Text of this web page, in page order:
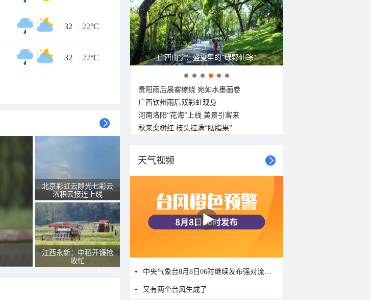
32 / 22°C
32 / 22°C
北京彩虹云隙光七彩云
浓积云接连上线
江西永新：中稻开镰抢
收忙
呼伦贝尔草原 藏着最治愈的蓝天白云
贵阳雨后晨雾缭绕 宛如水墨画卷
广西钦州雨后双彩虹现身
河南洛阳“花海”上线 美景引客来
秋来栾树红 枝头挂满“胭脂果”
天气视频
又有两个台风生成了